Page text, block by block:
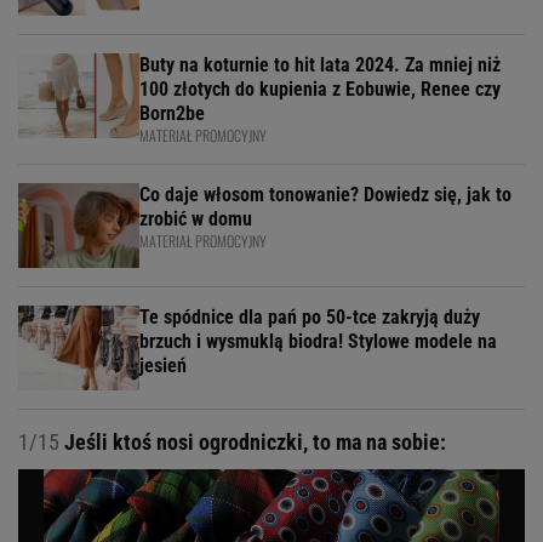
Buty na koturnie to hit lata 2024. Za mniej niż
100 złotych do kupienia z Eobuwie, Renee czy
Born2be
MATERIAŁ PROMOCYJNY
Co daje włosom tonowanie? Dowiedz się, jak to
zrobić w domu
MATERIAŁ PROMOCYJNY
Te spódnice dla pań po 50-tce zakryją duży
brzuch i wysmuklą biodra! Stylowe modele na
jesień
1/15 Jeśli ktoś nosi ogrodniczki, to ma na sobie: